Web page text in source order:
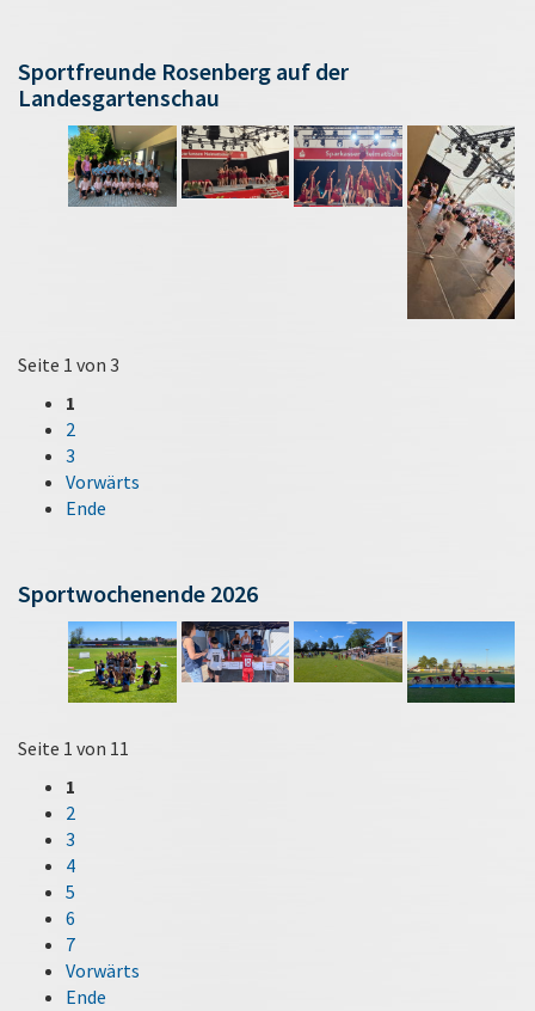
Sportfreunde Rosenberg auf der
Landesgartenschau
Seite 1 von 3
1
2
3
Vorwärts
Ende
Sportwochenende 2026
Seite 1 von 11
1
2
3
4
5
6
7
Vorwärts
Ende